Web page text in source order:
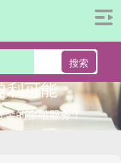
搜索
利可能
金的金融服务！